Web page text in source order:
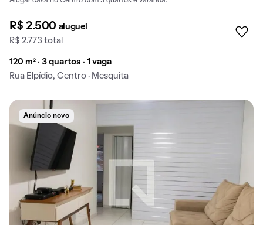
R$ 2.500 aluguel
R$ 2.773 total
120 m² · 3 quartos · 1 vaga
Rua Elpídio, Centro · Mesquita
Anúncio novo